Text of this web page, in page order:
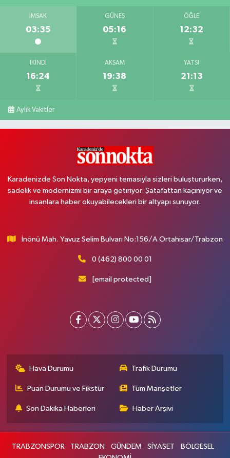
İMSAK
03:35
GÜNEŞ
05:16
ÖĞLE
12:32
İKINDI
16:24
AKŞAM
19:38
YATSI
21:13
Aylık Vakitler
Karadenizde Son Nokta, yepyeni temasıyla sizleri buluştururken,
sadelik ve modernizmi bir araya getiriyor. Şatafattan kaçınıyor ve
insanlara haber okuyabilecekleri bir altyapı sunuyor.
İnönü Mah. Yavuz Selim Bulvarı No:156/A Ortahisar/Trabzon
0 (462) 800 00 01
[email protected]
Hava Durumu Trafik Durumu
Puan Durumu ve Fikstür Tüm Manşetler
Son Dakika Haberleri Haber Arşivi
TRABZONSPOR TRABZON GÜNDEM SİYASET
BÖLGESEL